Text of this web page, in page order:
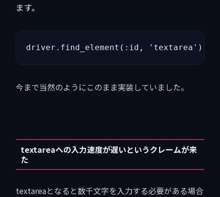
ます。
driver.find_element(:id,
今まで当然のようにこのまま実装していました。
textareaへの入力速度が遅いというクレームが来
た
textareaとなると数千文字を入力する必要がある場合